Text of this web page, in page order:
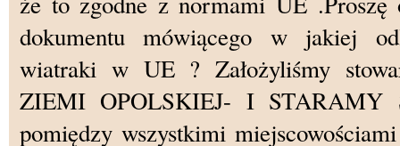
dokumentu mówiącego w jakiej
wiatraki w UE ? Założyliśmy
ZIEMI OPOLSKIEJ- I STARAMY
pomiędzy wszystkimi